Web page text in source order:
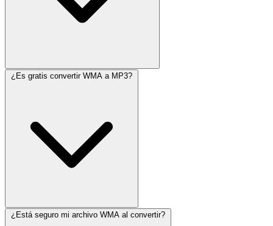
¿Es gratis convertir WMA a MP3?
¿Está seguro mi archivo WMA al convertir?